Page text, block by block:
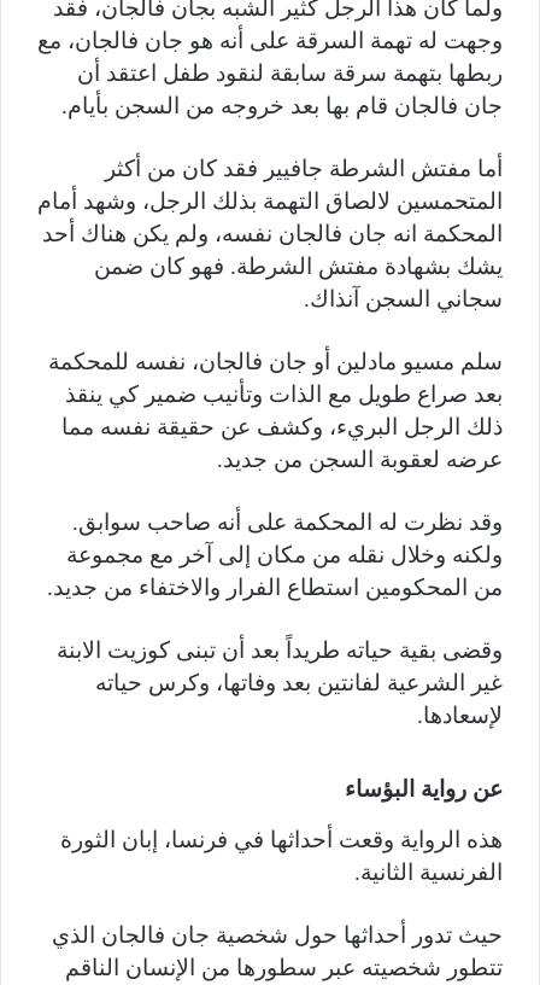
ولما كان هذا الرجل كثير الشبه بجان فالجان، فقد
وجهت له تهمة السرقة على أنه هو جان فالجان، مع
ربطها بتهمة سرقة سابقة لنقود طفل اعتقد أن
جان فالجان قام بها بعد خروجه من السجن بأيام.
أما مفتش الشرطة جافيير فقد كان من أكثر
المتحمسين لالصاق التهمة بذلك الرجل، وشهد أمام
المحكمة انه جان فالجان نفسه، ولم يكن هناك أحد
يشك بشهادة مفتش الشرطة. فهو كان ضمن
سجاني السجن آنذاك.
سلم مسيو مادلين أو جان فالجان، نفسه للمحكمة
بعد صراع طويل مع الذات وتأنيب ضمير كي ينقذ
ذلك الرجل البريء، وكشف عن حقيقة نفسه مما
عرضه لعقوبة السجن من جديد.
وقد نظرت له المحكمة على أنه صاحب سوابق.
ولكنه وخلال نقله من مكان إلى آخر مع مجموعة
من المحكومين استطاع الفرار والاختفاء من جديد.
وقضى بقية حياته طريداً بعد أن تبنى كوزيت الابنة
غير الشرعية لفانتين بعد وفاتها، وكرس حياته
لإسعادها.
عن رواية البؤساء
هذه الرواية وقعت أحداثها في فرنسا، إبان الثورة
الفرنسية الثانية.
حيث تدور أحداثها حول شخصية جان فالجان الذي
تتطور شخصيته عبر سطورها من الإنسان الناقم